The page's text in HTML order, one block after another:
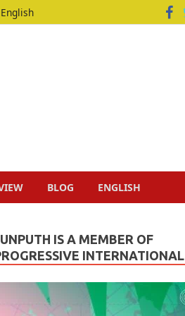
English
BLOG ENGLISH
IS A MEMBER OF
INTERNATIONAL